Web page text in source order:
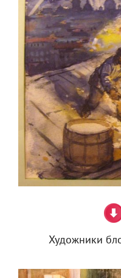
Художники